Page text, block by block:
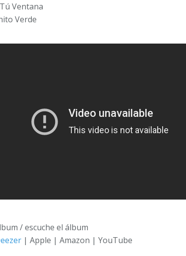
Ventana
Verde
/ escuche el álbum
| Apple | Amazon | YouTube